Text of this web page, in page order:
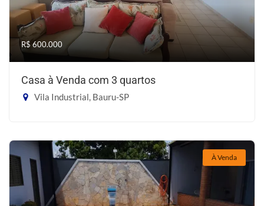
R$ 600.000
Casa à Venda com 3 quartos
Vila Industrial, Bauru-SP
À Venda